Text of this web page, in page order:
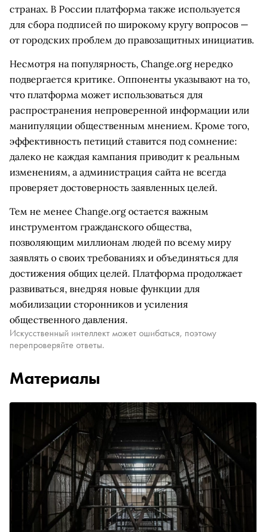
странах. В России платформа также используется
для сбора подписей по широкому кругу вопросов —
от городских проблем до правозащитных инициатив.
Несмотря на популярность, Change.org нередко
подвергается критике. Оппоненты указывают на то,
что платформа может использоваться для
распространения непроверенной информации или
манипуляции общественным мнением. Кроме того,
эффективность петиций ставится под сомнение:
далеко не каждая кампания приводит к реальным
изменениям, а администрация сайта не всегда
проверяет достоверность заявленных целей.
Тем не менее Change.org остается важным
инструментом гражданского общества,
позволяющим миллионам людей по всему миру
заявлять о своих требованиях и объединяться для
достижения общих целей. Платформа продолжает
развиваться, внедряя новые функции для
мобилизации сторонников и усиления
общественного давления.
Искусственный интеллект может ошибаться, поэтому
перепроверяйте ответы.
Материалы